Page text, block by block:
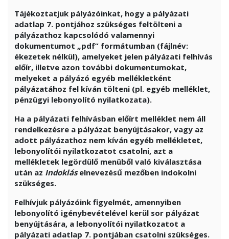
Tájékoztatjuk pályázóinkat, hogy a pályázati
adatlap 7. pontjához szükséges feltölteni a
pályázathoz kapcsolódó valamennyi
dokumentumot „pdf” formátumban (fájlnév:
ékezetek nélkül), amelyeket jelen pályázati felhívás
előír, illetve azon további dokumentumokat,
melyeket a pályázó egyéb mellékletként
pályázatához fel kíván tölteni (pl. egyéb melléklet,
pénzügyi lebonyolító nyilatkozata).
Ha a pályázati felhívásban előírt melléklet nem áll
rendelkezésre a pályázat benyújtásakor, vagy az
adott pályázathoz nem kíván egyéb mellékletet,
lebonyolítói nyilatkozatot csatolni, azt a
mellékletek legördülő menüből való kiválasztása
után az Indokláselnevezésű mezőben indokolni
szükséges.
Felhívjuk pályázóink figyelmét, amennyiben
lebonyolító igénybevételével kerül sor pályázat
benyújtására, a lebonyolítói nyilatkozatot a
pályázati adatlap 7. pontjában csatolni szükséges.